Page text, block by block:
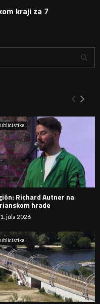
kraji za 7
Y
H
D
A
N
I
E
Richard Autner na
hrade
júla 2026